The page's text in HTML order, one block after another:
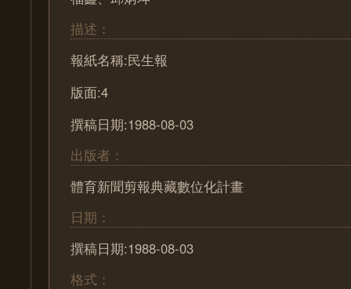
描述：
報紙名稱:民生報
版面:4
撰稿日期:1988-08-03
出版者：
體育新聞剪報典藏數位化計畫
日期：
撰稿日期:1988-08-03
格式：